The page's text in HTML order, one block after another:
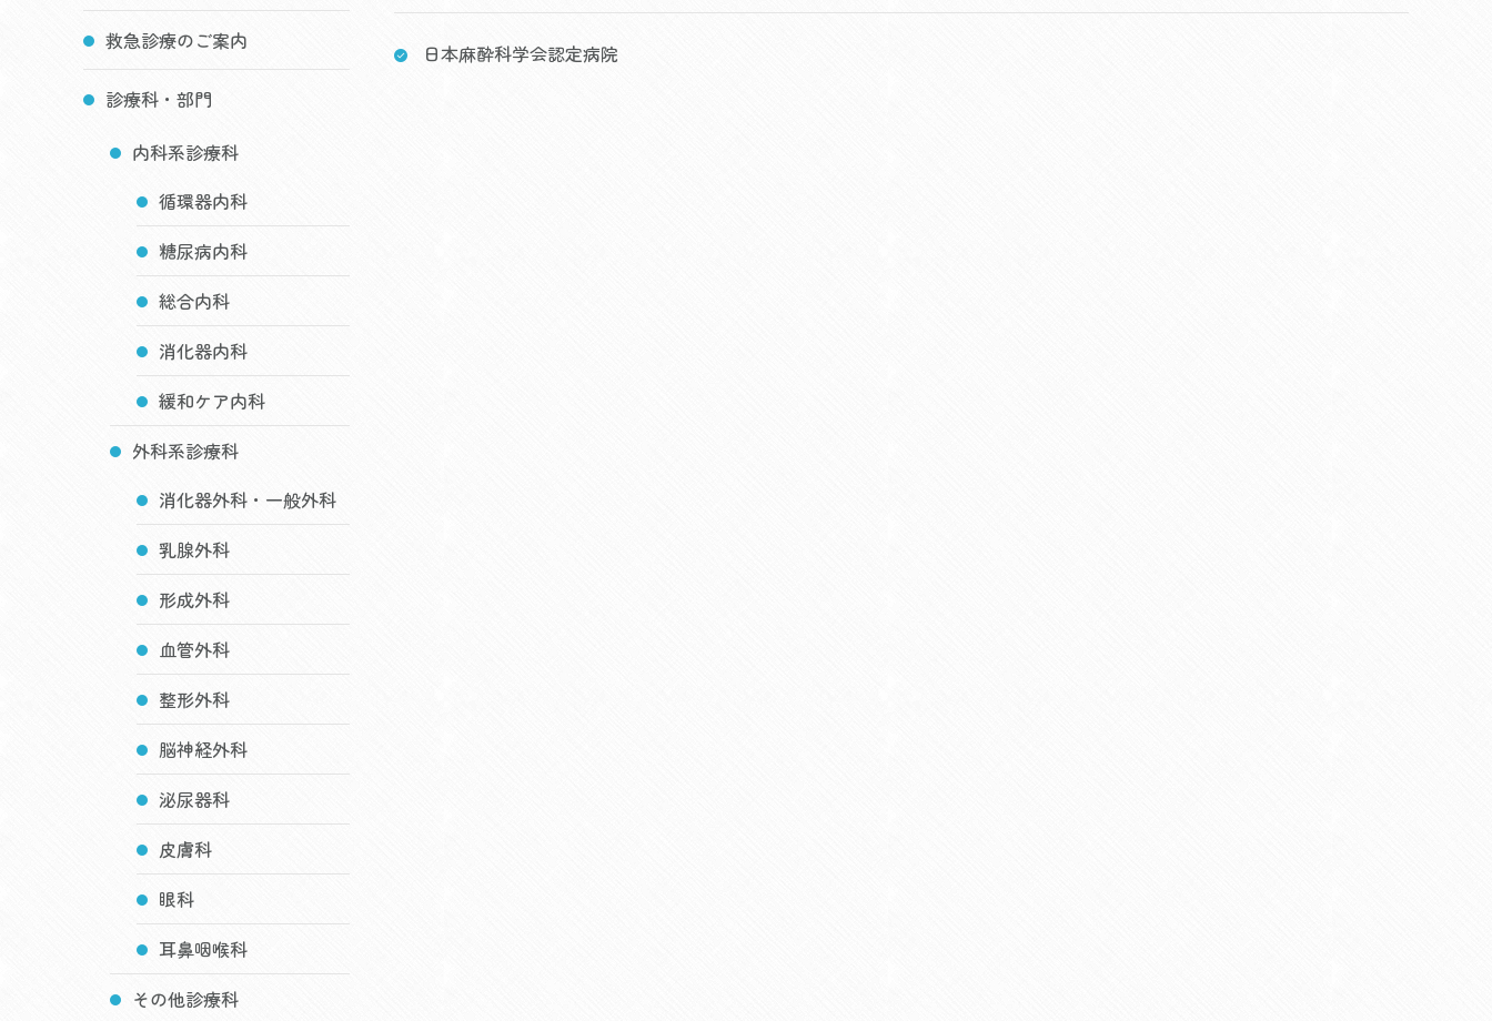
救急診療のご案内
診療科・部門
内科系診療科
循環器内科
糖尿病内科
総合内科
消化器内科
緩和ケア内科
外科系診療科
消化器外科・一般外科
乳腺外科
形成外科
血管外科
整形外科
脳神経外科
泌尿器科
皮膚科
眼科
耳鼻咽喉科
その他診療科
日本麻酔科学会認定病院